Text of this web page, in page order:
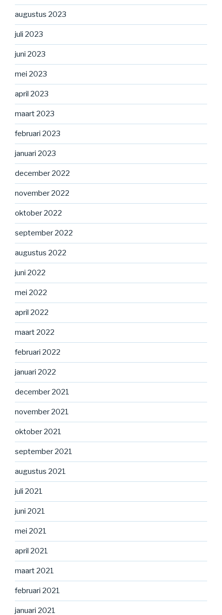
augustus 2023
juli 2023
juni 2023
mei 2023
april 2023
maart 2023
februari 2023
januari 2023
december 2022
november 2022
oktober 2022
september 2022
augustus 2022
juni 2022
mei 2022
april 2022
maart 2022
februari 2022
januari 2022
december 2021
november 2021
oktober 2021
september 2021
augustus 2021
juli 2021
juni 2021
mei 2021
april 2021
maart 2021
februari 2021
januari 2021